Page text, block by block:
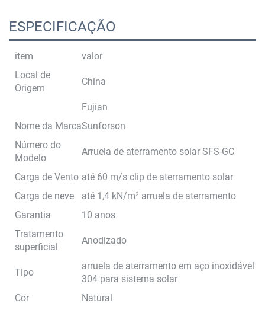
ESPECIFICAÇÃO
item
valor
Local de
Origem
China
Fujian
Nome da MarcaSunforson
Número do
Modelo
Arruela de aterramento solar SFS-GC
Carga de Vento até 60 m/s clip de aterramento solar
Carga de neve
até 1,4 kN/m² arruela de aterramento
Garantia
10 anos
Tratamento
superficial
Anodizado
Tipo
arruela de aterramento em aço inoxidável
304 para sistema solar
Cor
Natural